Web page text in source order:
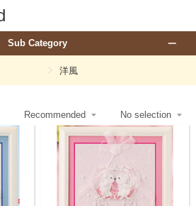
Sub Category
洋風